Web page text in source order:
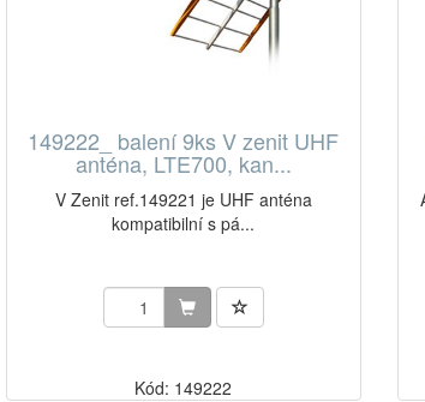
149222_ balení 9ks V zenit UHF
anténa, LTE700, kan...
V Zenit ref.149221 je UHF anténa
kompatibilní s pá...
Kód: 149222